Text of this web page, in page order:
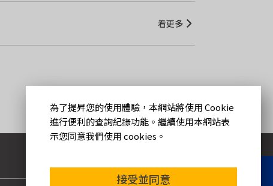
聯絡我們
看更多
為了提昇您的使用體驗，本網站將使用 Cookie
進行便利的查詢紀錄功能。繼續使用本網站表
示您同意我們使用 cookies。
接受並同意